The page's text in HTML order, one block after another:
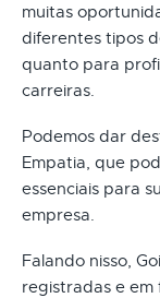
muitas
diferentes tipos
quanto para
carreiras.
Podemos dar
Empatia, que
essenciais para
empresa.
Falando nisso,
registradas e em